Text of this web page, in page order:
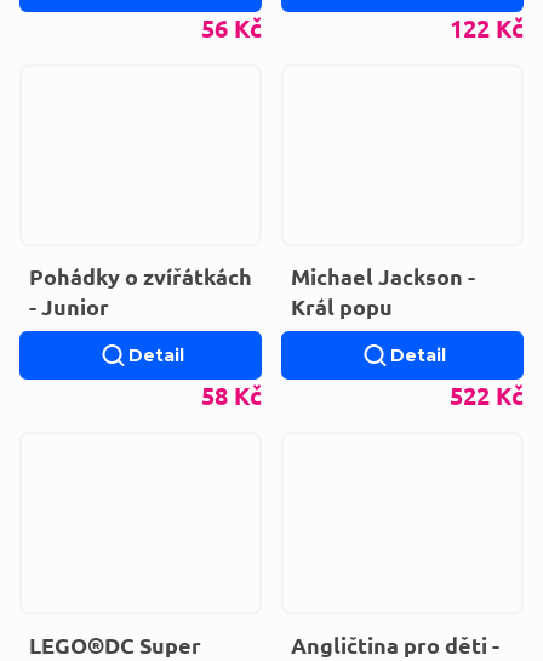
56 Kč 122 Kč
Pohádky o zvířátkách
- Junior
58 Kč
Detail
Michael Jackson -
Král popu
522 Kč
Detail
LEGO®DC Super Angličtina pro děti -